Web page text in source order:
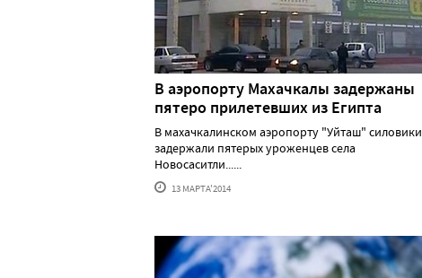
В аэропорту Махачкалы задержаны
пятеро прилетевших из Египта
В махачкалинском аэропорту "Уйташ" силовики
задержали пятерых уроженцев села
Новосаситли......
13 МАРТА'2014